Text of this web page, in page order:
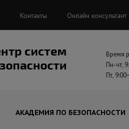
Контакты Онлайн консультант
Время
Пн-чт,
Пт,
АКАДЕМИЯ ПО БЕЗОПАСНОСТИ